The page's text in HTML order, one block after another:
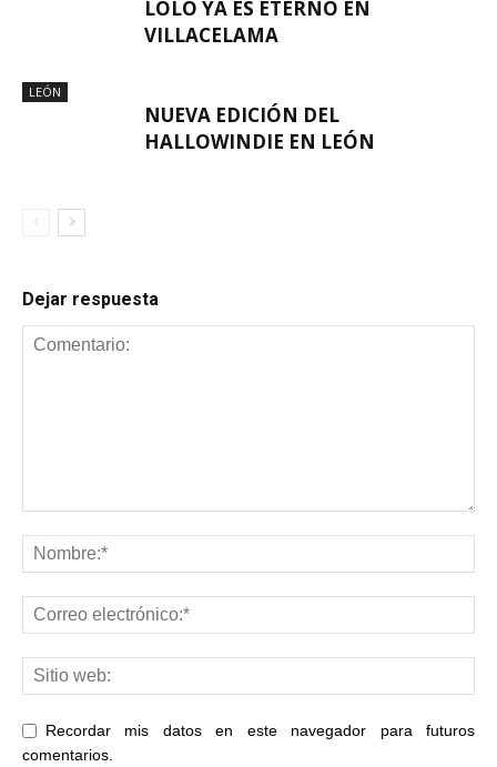
LOLO YA ES ETERNO EN
VILLACELAMA
LEÓN
NUEVA EDICIÓN DEL
HALLOWINDIE EN LEÓN
Dejar respuesta
Recordar mis datos en este navegador para futuros
comentarios.